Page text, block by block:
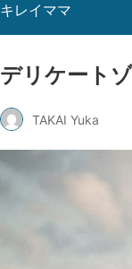
キレイママ
デリケート
TAKAI Yuka